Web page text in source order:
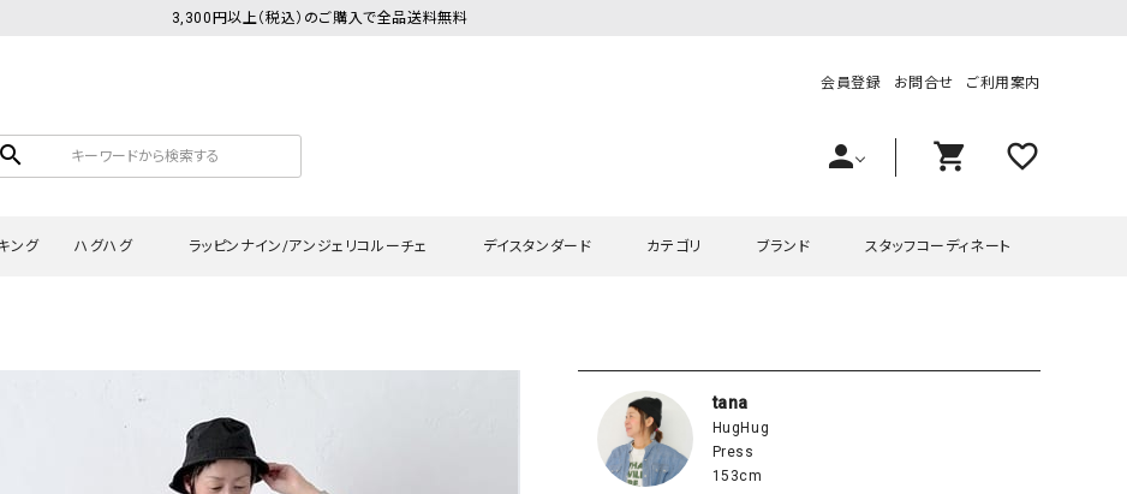
3,300円以上（税込）のご購入で全品送料無料
search
会員登録 お問合せ ご利用案内
person shopping_cart favorite_outline
ング ハグハグ
クトップ・キャミソール
ラッピンナイン/アンジェリコルーチェ
シャツ・ブラウス
デイスタンダード
チュニック
カテゴリ
ワンピース・チュニック
サロペット・オーバーオール
ブランド
ラッピンナイン/アンジェリコルーチェ
hagumu（ハグム）
her.（ハードット）
スタッフコーディネート
tana
HugHug
Press
153cm